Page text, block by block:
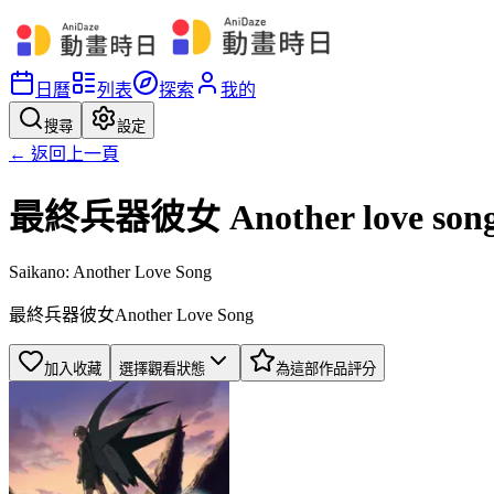
日曆 列表 探索 我的
搜尋 設定
← 返回上一頁
最終兵器彼女 Another love
Saikano: Another Love Song
最終兵器彼女Another Love Song
加入收藏 選擇觀看狀態 為這部作品評分